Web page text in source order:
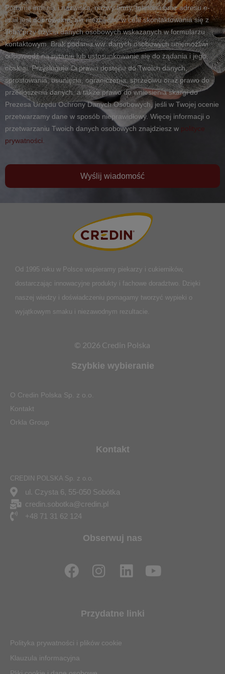
Podanie imienia i nazwiska, nazwy firmy, telefonu oraz adresu e-
mail jest dobrowolne, ale niezbędne w celu skontaktowania się z
Tobą przy użyciu danych osobowych wskazanych w formularzu
kontaktowym. Brak podania ww. danych osobowych uniemożliwi
odpowiedź na pytanie lub ustosunkowanie się do żądania i jego
obsługi. Przysługuje Ci prawo dostępu do Twoich danych,
sprostowania, usunięcia, ograniczenia, sprzeciwu oraz prawo do
przenoszenia danych, a także prawo do wniesienia skargi do
Prezesa Urzędu Ochrony Danych Osobowych, jeśli w Twojej ocenie
przetwarzamy dane w sposób nieprawidłowy. Więcej informacji o
przetwarzaniu Twoich danych osobowych znajdziesz w polityce
prywatności.
Wyślij wiadomość
Od 1995 roku w Polsce wspieramy piekarzy i cukierników,
dostarczając innowacyjne produkty i fachowe doradztwo. Dzięki
naszej wiedzy i doświadczeniu pomagamy tworzyć wypieki o
wyjątkowym smaku i niezawodnym rezultacie.
© 2026 Credin Polska
Szybkie wybieranie
O Credin Polska Sp. z o.o.
Kontakt
Orkla Group
Kontakt
CREDIN POLSKA Sp. z o.o.
ul. Czysta 6, 55-050 Sobótka
credin.sobotka@credin.pl
+48 71 31 62 124
Obserwuj nas
F
a
o
o
k
I
n
t
g
L
i
k
Y
o
Przydatne linki
Polityka prywatności i plików cookie
Klauzula informacyjna